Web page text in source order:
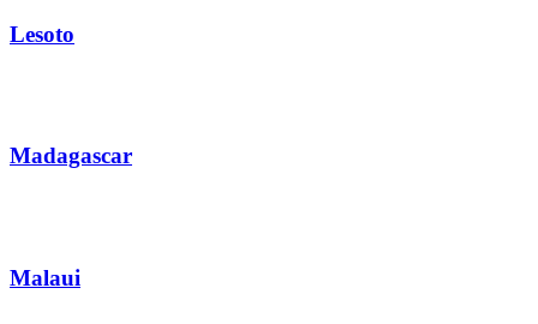
Lesoto
Madagascar
Malaui